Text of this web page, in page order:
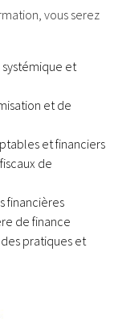
vous serez
et
et de
et financiers
de
financières
de finance
pratiques et